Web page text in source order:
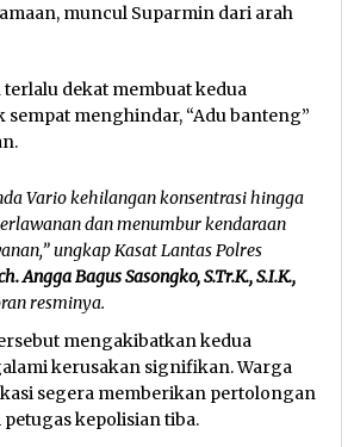
muncul Suparmin dari arah
terlalu dekat membuat kedua
sempat menghindar, “Adu banteng”
Vario kehilangan konsentrasi hingga
dan menumbur kendaraan
ungkap Kasat Lantas Polres
Angga Bagus Sasongko, S.Tr.K., S.I.K.,
resminya.
mengakibatkan kedua
kerusakan signifikan. Warga
segera memberikan pertolongan
kepolisian tiba.